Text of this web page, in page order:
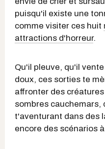
puisqu'il existe une
comme visiter ces huit
attractions d'horreur.
Qu'il pleuve, qu'il
doux, ces sorties te
affronter des
sombres cauchemars,
t'aventurant dans des
encore des scénarios